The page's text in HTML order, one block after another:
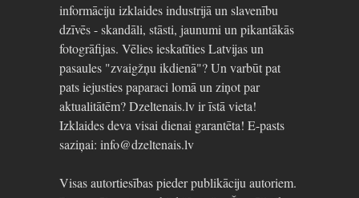
informāciju izklaides industrijā un slavenību
dzīvēs - skandāli, stāsti, jaunumi un pikantākās
fotogrāfijas. Vēlies ieskatīties Latvijas un
pasaules "zvaigžņu ikdienā"? Un varbūt pat
pats iejusties paparaci lomā un ziņot par
aktualitātēm? Dzeltenais.lv ir īstā vieta!
Izklaides deva visai dienai garantēta! E-pasts
saziņai: info@dzeltenais.lv
Visas autortiesības pieder publikāciju autoriem.